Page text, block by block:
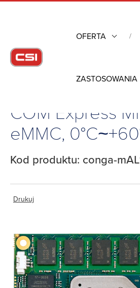
OFERTA
ZASTOSOWANIA
Komputery
COM Express
eMMC,
Kod produktu: conga-
Drukuj